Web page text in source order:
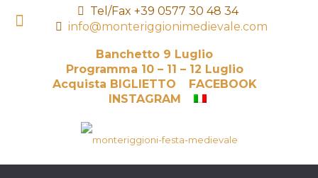
Tel/Fax +39 0577 30 48 34
info@monteriggionimedievale.com
Banchetto 9 Luglio
Programma 10 – 11 – 12 Luglio
Acquista BIGLIETTO
FACEBOOK
INSTAGRAM